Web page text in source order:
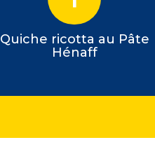
Quiche ricotta au Pâte
Hénaff